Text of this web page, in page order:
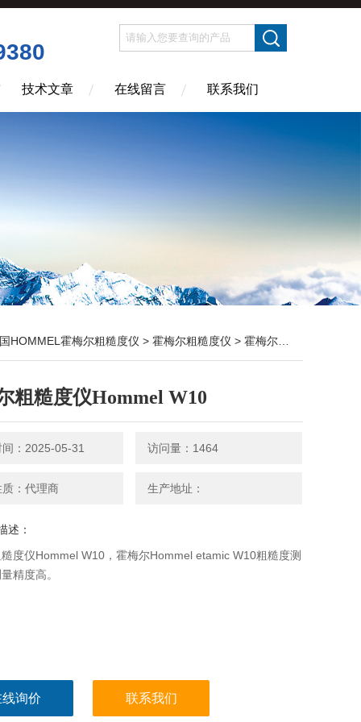
技术文章 在线留言 联系我们
HOMMEL霍梅尔粗糙度仪 > 霍梅尔粗糙度仪 > 霍梅尔粗糙度仪Hommel W10
粗糙度仪Hommel W10
：2025-05-31 访问量：1464
：代理商 生产地址：
述：
度仪Hommel W10，霍梅尔Hommel etamic W10粗糙度测
精度高。
询价 联系我们